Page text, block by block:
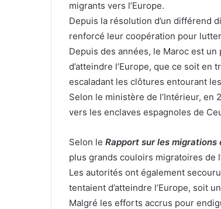
migrants vers l’Europe.
Depuis la résolution d’un différend
renforcé leur coopération pour
Depuis des années, le Maroc est
d’atteindre l’Europe, que ce soit en
escaladant les clôtures entourant
Selon le ministère de l’Intérieur,
vers les enclaves espagnoles de
Selon le Rapport sur les migrations
plus grands couloirs migratoires de
Les autorités ont également
tentaient d’atteindre l’Europe, soit
Malgré les efforts accrus pour